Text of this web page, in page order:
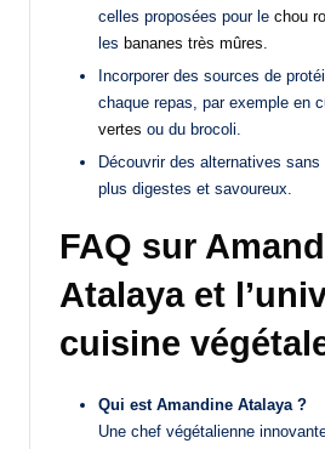
celles proposées pour le chou
les bananes très mûres.
Incorporer des sources de
chaque repas, par exemple en
vertes ou du brocoli.
Découvrir des alternatives
plus digestes et savoureux.
FAQ sur
Atalaya et
cuisine
Qui est Amandine Atalaya ?
Une chef végétalienne